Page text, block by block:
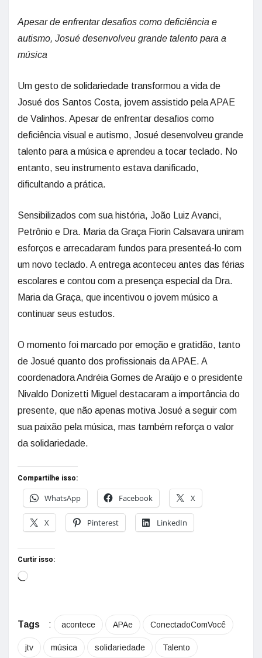
Apesar de enfrentar desafios como deficiência e
autismo, Josué desenvolveu grande talento para a
música
Um gesto de solidariedade transformou a vida de
Josué dos Santos Costa, jovem assistido pela APAE
de Valinhos. Apesar de enfrentar desafios como
deficiência visual e autismo, Josué desenvolveu grande
talento para a música e aprendeu a tocar teclado. No
entanto, seu instrumento estava danificado,
dificultando a prática.
Sensibilizados com sua história, João Luiz Avanci,
Petrônio e Dra. Maria da Graça Fiorin Calsavara uniram
esforços e arrecadaram fundos para presenteá-lo com
um novo teclado. A entrega aconteceu antes das férias
escolares e contou com a presença especial da Dra.
Maria da Graça, que incentivou o jovem músico a
continuar seus estudos.
O momento foi marcado por emoção e gratidão, tanto
de Josué quanto dos profissionais da APAE. A
coordenadora Andréia Gomes de Araújo e o presidente
Nivaldo Donizetti Miguel destacaram a importância do
presente, que não apenas motiva Josué a seguir com
sua paixão pela música, mas também reforça o valor
da solidariedade.
Compartilhe isso:
WhatsApp
Facebook X
X Pinterest LinkedIn
Curtir isso:
Tags : acontece APAe ConectadoComVocê
jtv música solidariedade Talento